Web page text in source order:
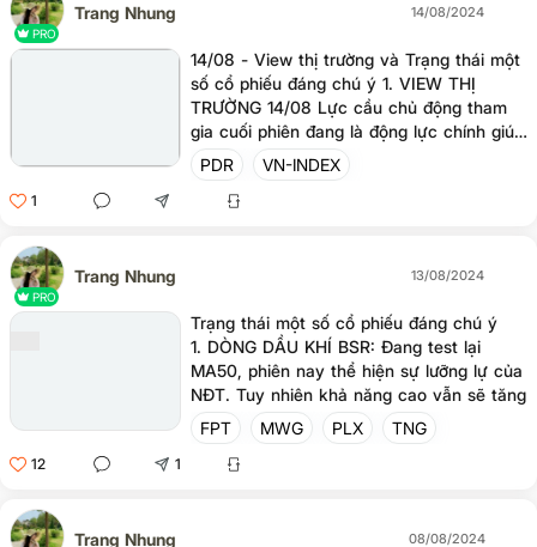
PRO
Trang Nhung 14/08/2024
14/08 - View thị trường và Trạng thái một
số cổ phiếu đáng chú ý 1. VIEW THỊ
TRƯỜNG 14/08 Lực cầu chủ động tham
gia cuối phiên đang là động lực chính giúp
VN-Index duy trì đà tăng hiện tại. Tuy
nhiên, thanh khoản tiếp tục giảm thấp cho
thấy xu hướng hồi phục có thể kém bền
gặp áp lực tại vùng này. Bên cạnh đó,
nét giữa các dòng cổ phiếu. Vì vậy, việc
chọn cổ phiếu để đầu tư trong thời gian
tới rất quan trọng. 2. TRẠNG THÁI MỘT
SỐ CỔ PHIẾU PDR: PDR phiên qua vol
vào từ k
PDR VN-INDEX
1
PRO
Trang Nhung 13/08/2024
Trạng thái một số cổ phiếu đáng chú ý
1. DÒNG DẦU KHÍ BSR: Đang test lại
MA50, phiên nay thể hiện sự lưỡng lự của
NĐT. Tuy nhiên khả năng cao vẫn sẽ tăng
lên vùng 24.4 dù ngày mai có điều chỉnh
chứ khả năng sập là không cao.
FPT MWG PLX TNG
12 1
Trang Nhung 08/08/2024